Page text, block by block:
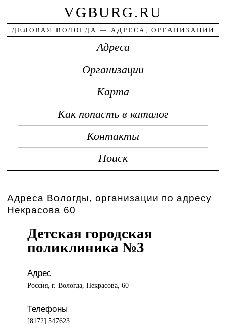
VGBURG.RU
ДЕЛОВАЯ ВОЛОГДА — АДРЕСА, ОРГАНИЗАЦИИ
Адреса
Организации
Карта
Как попасть в каталог
Контакты
Поиск
Адреса Вологды, организации по адресу
Некрасова 60
Детская городская
поликлиника №3
Адрес
Россия, г. Вологда, Некрасова, 60
Телефоны
[8172] 547623